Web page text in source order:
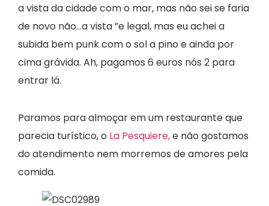
a vista da cidade com o mar, mas não sei se faria
de novo não…a vista ”e legal, mas eu achei a
subida bem punk com o sol a pino e ainda por
cima grávida. Ah, pagamos 6 euros nós 2 para
entrar lá.
Paramos para almoçar em um restaurante que
parecia turístico, o La Pesquiere,e não gostamos
do atendimento nem morremos de amores pela
comida.